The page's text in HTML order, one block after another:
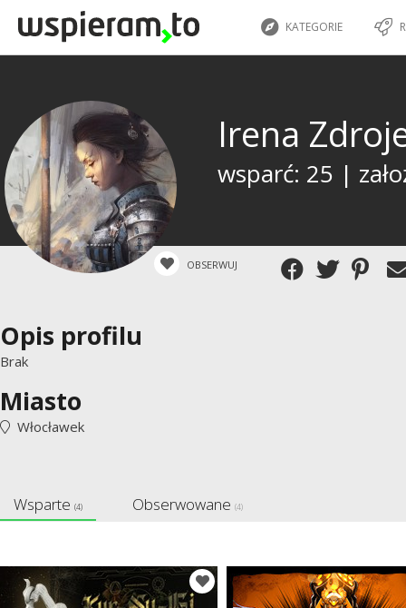
KATEGORIE
Irena
wsparć: 25 |
OBSERWUJ
Opis profilu
Brak
Miasto
Włocławek
Wsparte (4) Obserwowane (4)